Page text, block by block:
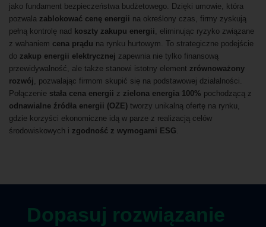
jako fundament bezpieczeństwa budżetowego. Dzięki umowie, która
pozwala zablokować cenę energii na określony czas, firmy zyskują
pełną kontrolę nad koszty zakupu energii, eliminując ryzyko związane
z wahaniem cena prądu na rynku hurtowym. To strategiczne podejście
do zakup energii elektrycznej zapewnia nie tylko finansową
przewidywalność, ale także stanowi istotny element zrównoważony
rozwój, pozwalając firmom skupić się na podstawowej działalności.
Połączenie stała cena energii z zielona energia 100% pochodzącą z
odnawialne źródła energii (OZE) tworzy unikalną ofertę na rynku,
gdzie korzyści ekonomiczne idą w parze z realizacją celów
środowiskowych i zgodność z wymogami ESG.
Dopasuj rozwiązanie